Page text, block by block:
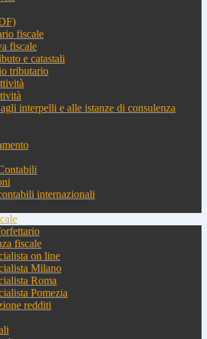
fiscale
fiscale
e catastali
tributario
interpelli e alle istanze di consulenza
internazionali
fiscale
on line
Milano
Roma
Pomezia
redditi